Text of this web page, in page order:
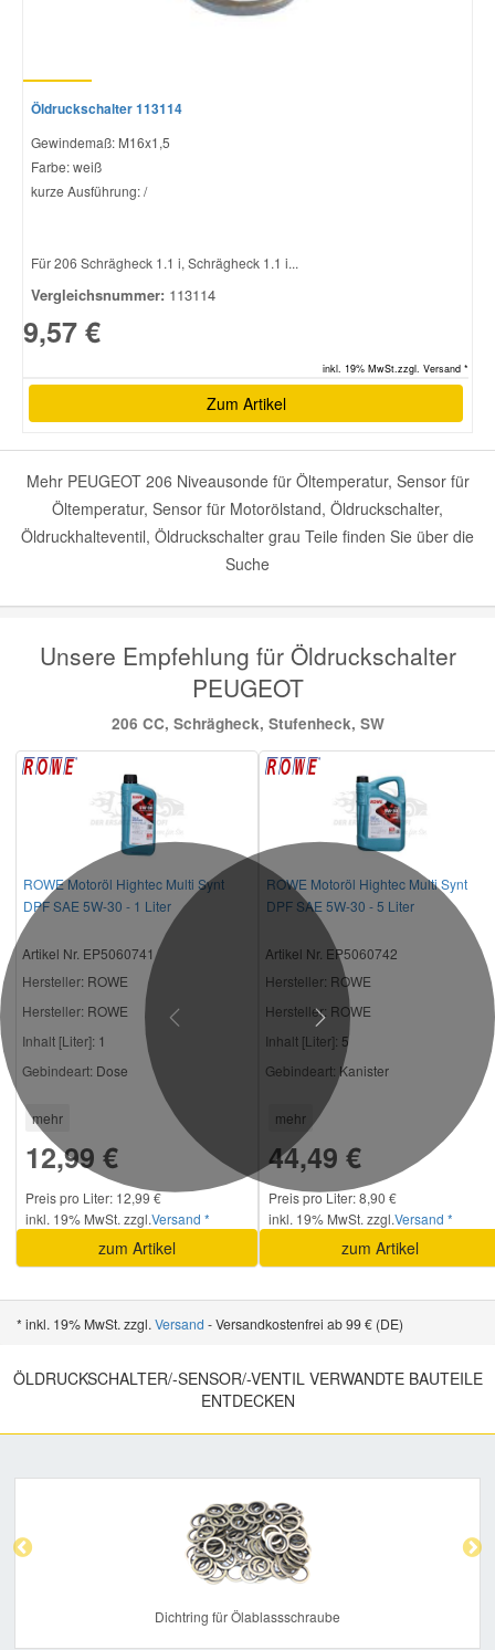
Öldruckschalter 113114
Gewindemaß: M16x1,5
Farbe: weiß
kurze Ausführung: /
Für 206 Schrägheck 1.1 i, Schrägheck 1.1 i...
Vergleichsnummer: 113114
9,57 €
inkl. 19% MwSt.zzgl. Versand *
Zum Artikel
Mehr PEUGEOT 206 Niveausonde für Öltemperatur, Sensor für
Öltemperatur, Sensor für Motorölstand, Öldruckschalter,
Öldruckhalteventil, Öldruckschalter grau Teile finden Sie über die
Suche
Unsere Empfehlung für Öldruckschalter
PEUGEOT
206 CC, Schrägheck, Stufenheck, SW
ROWE Motoröl Hightec Multi Synt
DPF SAE 5W-30 - 1 Liter
Artikel Nr. EP5060741
Hersteller: ROWE
Hersteller: ROWE
Inhalt [Liter]: 1
Gebindeart: Dose
mehr
12,99 €
Preis pro Liter: 12,99 €
inkl. 19% MwSt. zzgl.Versand *
zum Artikel
ROWE Motoröl Hightec Multi Synt
DPF SAE 5W-30 - 5 Liter
Artikel Nr. EP5060742
Hersteller: ROWE
Hersteller: ROWE
Inhalt [Liter]: 5
Gebindeart: Kanister
mehr
44,49 €
Preis pro Liter: 8,90 €
inkl. 19% MwSt. zzgl.Versand *
zum Artikel
Previous Next
* inkl. 19% MwSt. zzgl. Versand - Versandkostenfrei ab 99 € (DE)
ÖLDRUCKSCHALTER/-SENSOR/-VENTIL VERWANDTE BAUTEILE
ENTDECKEN
Dichtring für Ölablassschraube